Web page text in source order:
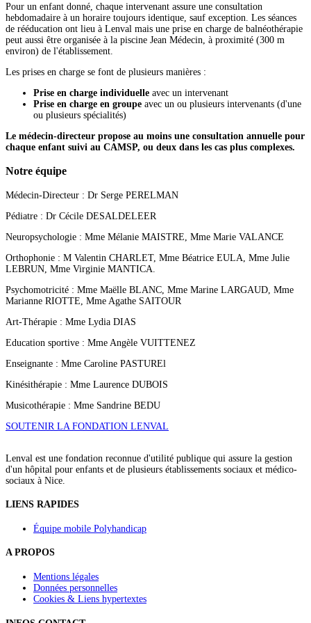
Pour un enfant donné, chaque intervenant assure une consultation
hebdomadaire à un horaire toujours identique, sauf exception. Les séances
de rééducation ont lieu à Lenval mais une prise en charge de balnéothérapie
peut aussi être organisée à la piscine Jean Médecin, à proximité (300 m
environ) de l'établissement.
Les prises en charge se font de plusieurs manières :
Prise en charge individuelle avec un intervenant
Prise en charge en groupe avec un ou plusieurs intervenants (d'une
ou plusieurs spécialités)
Le médecin-directeur propose au moins une consultation annuelle pour
chaque enfant suivi au CAMSP, ou deux dans les cas plus complexes.
Notre équipe
Médecin-Directeur : Dr Serge PERELMAN
Pédiatre : Dr Cécile DESALDELEER
Neuropsychologie : Mme Mélanie MAISTRE, Mme Marie VALANCE
Orthophonie : M Valentin CHARLET, Mme Béatrice EULA, Mme Julie
LEBRUN, Mme Virginie MANTICA.
Psychomotricité : Mme Maëlle BLANC, Mme Marine LARGAUD, Mme
Marianne RIOTTE, Mme Agathe SAITOUR
Art-Thérapie : Mme Lydia DIAS
Education sportive : Mme Angèle VUITTENEZ
Enseignante : Mme Caroline PASTUREl
Kinésithérapie : Mme Laurence DUBOIS
Musicothérapie : Mme Sandrine BEDU
SOUTENIR LA FONDATION LENVAL
Lenval est une fondation reconnue d'utilité publique qui assure la gestion
d'un hôpital pour enfants et de plusieurs établissements sociaux et médico-
sociaux à Nice.
LIENS RAPIDES
Équipe mobile Polyhandicap
A PROPOS
Mentions légales
Données personnelles
Cookies & Liens hypertextes